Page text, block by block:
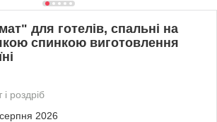
для готелів, спальні на
спинкою виготовлення
роздріб
2026